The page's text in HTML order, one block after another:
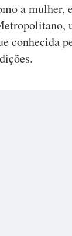
a mulher,
conhecida